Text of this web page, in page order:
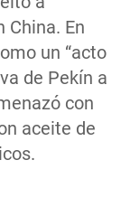
China. En
un “acto
de Pekín a
con
aceite de